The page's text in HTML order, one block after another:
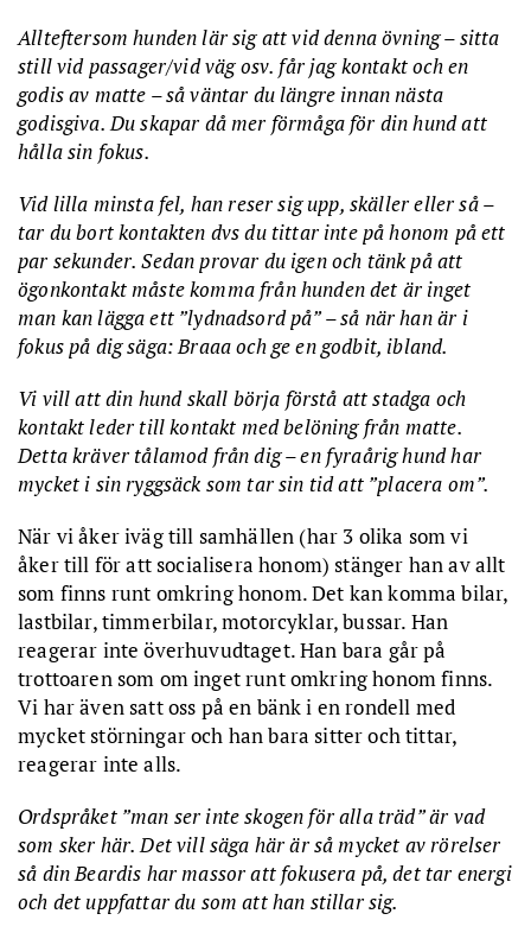
Allteftersom hunden lär sig att vid denna övning – sitta
still vid passager/vid väg osv. får jag kontakt och en
godis av matte – så väntar du längre innan nästa
godisgiva. Du skapar då mer förmåga för din hund att
hålla sin fokus.
Vid lilla minsta fel, han reser sig upp, skäller eller så –
tar du bort kontakten dvs du tittar inte på honom på ett
par sekunder. Sedan provar du igen och tänk på att
ögonkontakt måste komma från hunden det är inget
man kan lägga ett ”lydnadsord på” – så när han är i
fokus på dig säga: Braaa och ge en godbit, ibland.
Vi vill att din hund skall börja förstå att stadga och
kontakt leder till kontakt med belöning från matte.
Detta kräver tålamod från dig – en fyraårig hund har
mycket i sin ryggsäck som tar sin tid att ”placera om”.
När vi åker iväg till samhällen (har 3 olika som vi
åker till för att socialisera honom) stänger han av allt
som finns runt omkring honom. Det kan komma bilar,
lastbilar, timmerbilar, motorcyklar, bussar. Han
reagerar inte överhuvudtaget. Han bara går på
trottoaren som om inget runt omkring honom finns.
Vi har även satt oss på en bänk i en rondell med
mycket störningar och han bara sitter och tittar,
reagerar inte alls.
Ordspråket ”man ser inte skogen för alla träd” är vad
som sker här. Det vill säga här är så mycket av rörelser
så din Beardis har massor att fokusera på, det tar energi
och det uppfattar du som att han stillar sig.